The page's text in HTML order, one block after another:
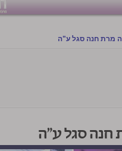
מרת חנה סגל ע"ה
חנה סגל ע"ה